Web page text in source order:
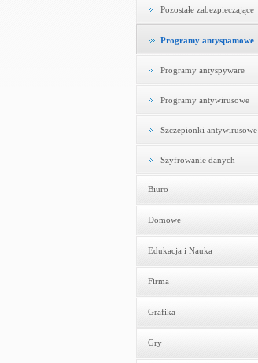
Pozostałe zabezpieczające
Programy antyspamowe
Programy antyspyware
Programy antywirusowe
Szczepionki antywirusowe
Szyfrowanie danych
Biuro
Domowe
Edukacja i Nauka
Firma
Grafika
Gry